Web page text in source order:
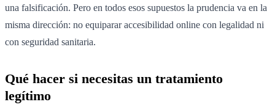
una falsificación. Pero en todos esos supuestos la prudencia va en la
misma dirección: no equiparar accesibilidad online con legalidad ni
con seguridad sanitaria.
Qué hacer si necesitas un tratamiento
legítimo